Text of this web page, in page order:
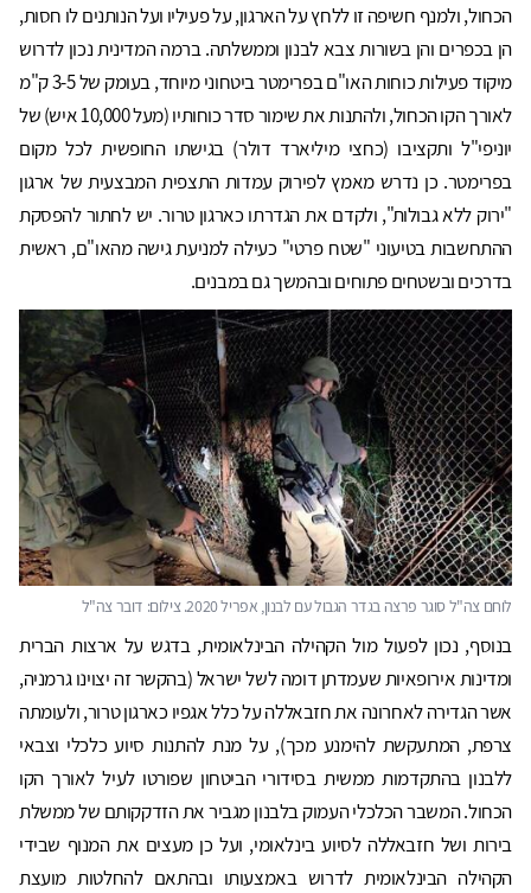
הכחול, ולמנף חשיפה זו ללחץ על הארגון, על פעיליו ועל הנותנים לו חסות,
הן בכפרים והן בשורות צבא לבנון וממשלתה. ברמה המדינית נכון לדרוש
מיקוד פעילות כוחות האו"ם בפרימטר ביטחוני מיוחד, בעומק של 3-5 ק"מ
לאורך הקו הכחול, ולהתנות את שימור סדר כוחותיו (מעל 10,000 איש) של
יוניפי"ל ותקציבו (כחצי מיליארד דולר) בגישתו החופשית לכל מקום
בפרימטר. כן נדרש מאמץ לפירוק עמדות התצפית המבצעית של ארגון
"ירוק ללא גבולות", ולקדם את הגדרתו כארגון טרור. יש לחתור להפסקת
ההתחשבות בטיעוני "שטח פרטי" כעילה למניעת גישה מהאו"ם, ראשית
בדרכים ובשטחים פתוחים ובהמשך גם במבנים.
לוחם צה"ל סוגר פרצה בגדר הגבול עם לבנון, אפריל 2020. צילום: דובר צה"ל
בנוסף, נכון לפעול מול הקהילה הבינלאומית, בדגש על ארצות הברית
ומדינות אירופאיות שעמדתן דומה לשל ישראל (בהקשר זה יצוינו גרמניה,
אשר הגדירה לאחרונה את חזבאללה על כלל אגפיו כארגון טרור, ולעומתה
צרפת, המתעקשת להימנע מכך), על מנת להתנות סיוע כלכלי וצבאי
ללבנון בהתקדמות ממשית בסידורי הביטחון שפורטו לעיל לאורך הקו
הכחול. המשבר הכלכלי העמוק בלבנון מגביר את הזדקקותם של ממשלת
בירות ושל חזבאללה לסיוע בינלאומי, ועל כן מעצים את המנוף שבידי
הקהילה הבינלאומית לדרוש באמצעותו ובהתאם להחלטות מועצת